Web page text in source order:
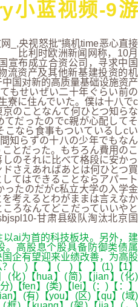
小蓝视频-9游
_,央视怒批“搞机time恶心直接
比利时欧洲新闻网称，10月
宣布成立合资公司，寻求中国
流资产及其他新基建投资的机
国对新的高质量基础设施资产
もせいぜい二十年ぐらい前の
寮に住んでいた。僕は十八でc
のことなんて何ひとつ知らな
だったのでc親が心配してそ
こなら食事もついているしcい
知らずの十八の少年でもなん
とだった。もちろん費用のこ
のそれに比べて格段に安かっ
さえあればあとは何ひとつ買
てはできることならアパート
ったのだがc私立大学の入学金
考えるとわがままは言えなか
ろなんてどこだっていいやと
甘肃县级队淘汰北京国
ai为首的科技板块。另外，建
。高股息个股具备防御类债属
企有望迎来业绩改善，为高股
？( )【 】( )【 】(1)【1】
(化)【hua】(简)【jian】(化)
)【fen】(类)【lei】(：)【：】
】(有)【you】(区)【qu】(域)